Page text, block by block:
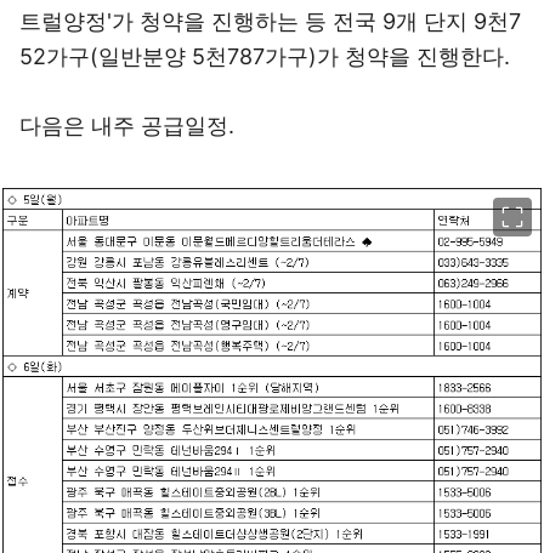
트럴양정'가 청약을 진행하는 등 전국 9개 단지 9천7
52가구(일반분양 5천787가구)가 청약을 진행한다.
다음은 내주 공급일정.